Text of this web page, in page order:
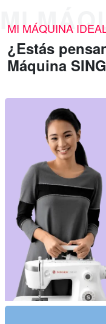
MI MÁQUINA
¿Estás
Máquina